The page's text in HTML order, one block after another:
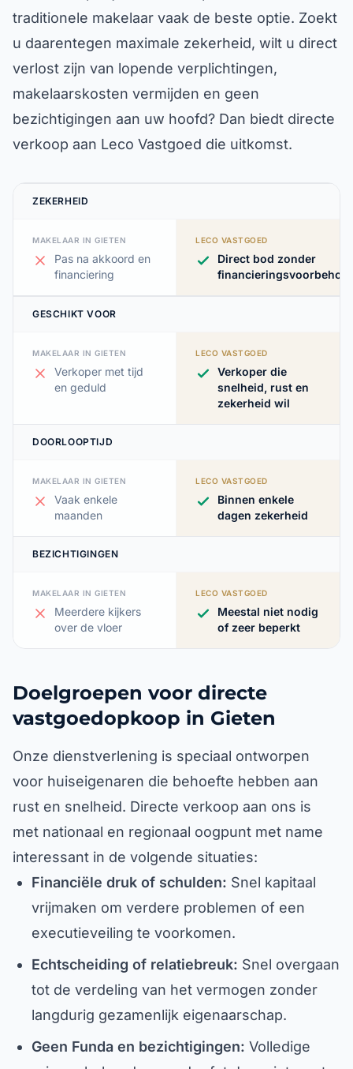
traditionele makelaar vaak de beste optie. Zoekt
u daarentegen maximale zekerheid, wilt u direct
verlost zijn van lopende verplichtingen,
makelaarskosten vermijden en geen
bezichtigingen aan uw hoofd? Dan biedt directe
verkoop aan Leco Vastgoed die uitkomst.
ZEKERHEID
MAKELAAR IN GIETEN
Pas na akkoord en
financiering
LECO VASTGOED
Direct bod zonder
GESCHIKT VOOR
MAKELAAR IN GIETEN
Verkoper met tijd
en geduld
LECO VASTGOED
Verkoper die
snelheid, rust en
zekerheid wil
DOORLOOPTIJD
MAKELAAR IN GIETEN
Vaak enkele
maanden
LECO VASTGOED
Binnen enkele
dagen zekerheid
BEZICHTIGINGEN
MAKELAAR IN GIETEN
Meerdere kijkers
over de vloer
LECO VASTGOED
Meestal niet nodig
of zeer beperkt
Doelgroepen voor directe
vastgoedopkoop in Gieten
Onze dienstverlening is speciaal ontworpen
voor huiseigenaren die behoefte hebben aan
rust en snelheid. Directe verkoop aan ons is
met nationaal en regionaal oogpunt met name
interessant in de volgende situaties:
Financiële druk of schulden: Snel kapitaal
vrijmaken om verdere problemen of een
executieveiling te voorkomen.
Echtscheiding of relatiebreuk: Snel overgaan
tot de verdeling van het vermogen zonder
langdurig gezamenlijk eigenaarschap.
Geen Funda en bezichtigingen: Volledige